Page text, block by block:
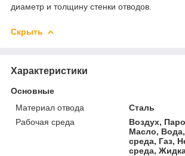
диаметр и толщину стенки отводов.
Скрыть
Характеристики
Основные
Материал отвода
Сталь
Рабочая среда
Воздух,
Масло,
среда, Газ,
среда,